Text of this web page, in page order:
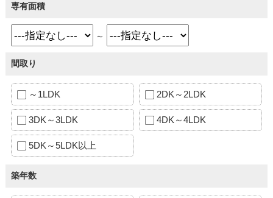
専有面積
～
間取り
～1LDK 2DK～2LDK
3DK～3LDK 4DK～4LDK
5DK～5LDK以上
築年数